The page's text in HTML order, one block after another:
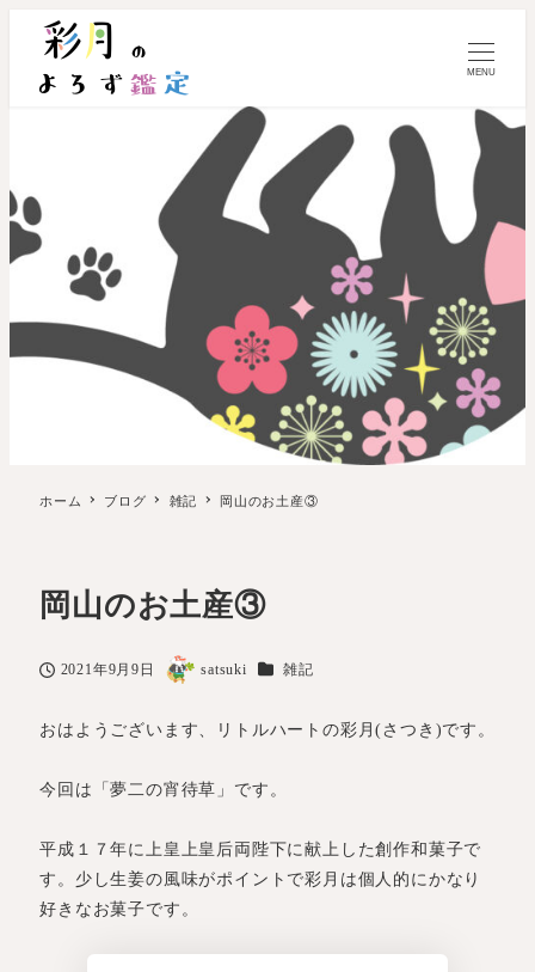
MENU
ホーム ブログ 雑記 岡山のお土産③
岡山のお土産③
投稿日
2021年9月9日
著
satsuki カテゴリー
雑記
おはようございます、リトルハートの彩月(さつき)です。
今回は「夢二の宵待草」です。
平成１７年に上皇上皇后両陛下に献上した創作和菓子で
す。少し生姜の風味がポイントで彩月は個人的にかなり
好きなお菓子です。